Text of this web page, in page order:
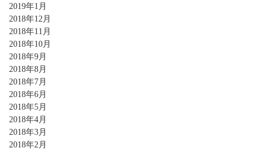
2019年1月
2018年12月
2018年11月
2018年10月
2018年9月
2018年8月
2018年7月
2018年6月
2018年5月
2018年4月
2018年3月
2018年2月